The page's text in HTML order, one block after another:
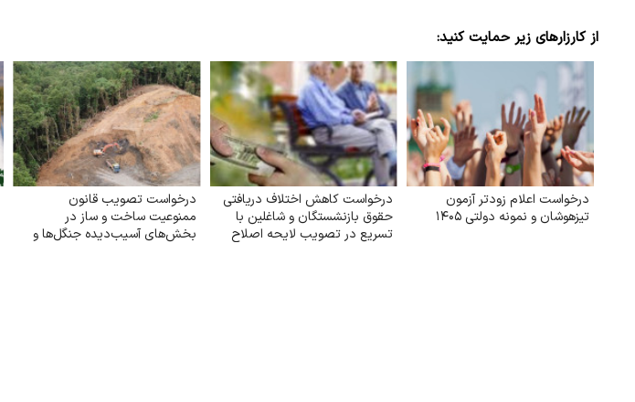
از کارزارهای زیر حمایت کنید:
درخواست اعلام زودتر آزمون
تیزهوشان و نمونه دولتی ۱۴۰۵
درخواست کاهش اختلاف دریافتی
حقوق بازنشستگان و شاغلین با
تسریع در تصویب لایحه اصلاح
درخواست تصویب قانون
ممنوعیت ساخت و ساز در
بخش‌های آسیب‌دیده جنگل‌ها و